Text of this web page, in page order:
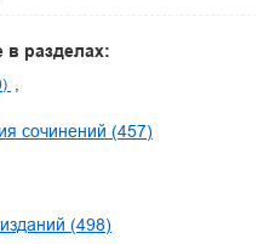
в разделах:
сочинений (457)
(498)